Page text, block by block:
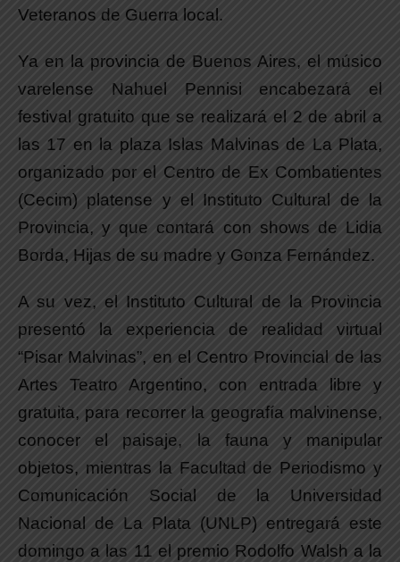
Veteranos de Guerra local.
Ya en la provincia de Buenos Aires, el músico
varelense Nahuel Pennisi encabezará el
festival gratuito que se realizará el 2 de abril a
las 17 en la plaza Islas Malvinas de La Plata,
organizado por el Centro de Ex Combatientes
(Cecim) platense y el Instituto Cultural de la
Provincia, y que contará con shows de Lidia
Borda, Hijas de su madre y Gonza Fernández.
A su vez, el Instituto Cultural de la Provincia
presentó la experiencia de realidad virtual
“Pisar Malvinas”, en el Centro Provincial de las
Artes Teatro Argentino, con entrada libre y
gratuita, para recorrer la geografía malvinense,
conocer el paisaje, la fauna y manipular
objetos, mientras la Facultad de Periodismo y
Comunicación Social de la Universidad
Nacional de La Plata (UNLP) entregará este
domingo a las 11 el premio Rodolfo Walsh a la